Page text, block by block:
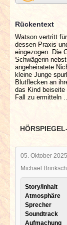
Rückentext
Watson vertritt
dessen Praxis
eingezogen. Die
Schwägerin
angeheiratete
kleine Junge
Blutflecken an
das Kind
Fall zu ermitteln ...
05. Oktober 2025
Michael
Story/Inhalt
Atmosphäre
Sprecher
Soundtrack
Aufmachung